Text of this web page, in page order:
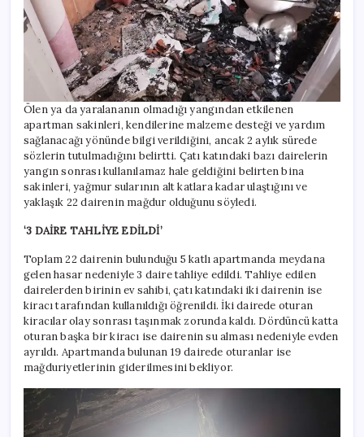
Ölen ya da yaralananın olmadığı yangından etkilenen
apartman sakinleri, kendilerine malzeme desteği ve yardım
sağlanacağı yönünde bilgi verildiğini, ancak 2 aylık sürede
sözlerin tutulmadığını belirtti. Çatı katındaki bazı dairelerin
yangın sonrası kullanılamaz hale geldiğini belirten bina
sakinleri, yağmur sularının alt katlara kadar ulaştığını ve
yaklaşık 22 dairenin mağdur olduğunu söyledi.
‘3 DAİRE TAHLİYE EDİLDİ’
Toplam 22 dairenin bulunduğu 5 katlı apartmanda meydana
gelen hasar nedeniyle 3 daire tahliye edildi. Tahliye edilen
dairelerden birinin ev sahibi, çatı katındaki iki dairenin ise
kiracı tarafından kullanıldığı öğrenildi. İki dairede oturan
kiracılar olay sonrası taşınmak zorunda kaldı. Dördüncü katta
oturan başka bir kiracı ise dairenin su alması nedeniyle evden
ayrıldı. Apartmanda bulunan 19 dairede oturanlar ise
mağduriyetlerinin giderilmesini bekliyor.